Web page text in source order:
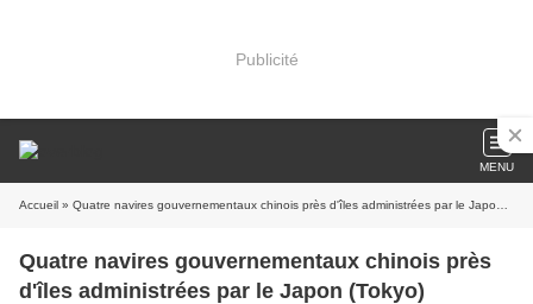
Publicité
MENU
Accueil » Quatre navires gouvernementaux chinois près d'îles administrées par le Japon (Tokyo)
Quatre navires gouvernementaux chinois près
d'îles administrées par le Japon (Tokyo)